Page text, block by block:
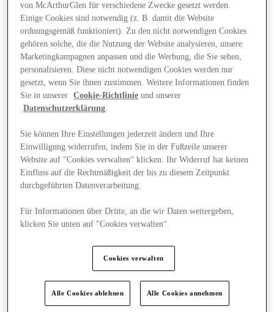
von McArthurGlen für verschiedene Zwecke gesetzt werden.
Einige Cookies sind notwendig (z. B. damit die Website
ordnungsgemäß funktioniert). Zu den nicht notwendigen Cookies
gehören solche, die die Nutzung der Website analysieren, unsere
Marketingkampagnen anpassen und die Werbung, die Sie sehen,
personalisieren. Diese nicht notwendigen Cookies werden nur
gesetzt, wenn Sie ihnen zustimmen. Weitere Informationen finden
Sie in unserer
Cookie-Richtlinie und unserer
Datenschutzerklärung.
Sie können Ihre Einstellungen jederzeit ändern und Ihre
Einwilligung widerrufen, indem Sie in der Fußzeile unserer
Website auf "Cookies verwalten“ klicken. Ihr Widerruf hat keinen
Einfluss auf die Rechtmäßigkeit der bis zu diesem Zeitpunkt
durchgeführten Datenverarbeitung.
Für Informationen über Dritte, an die wir Daten weitergeben,
klicken Sie unten auf "Cookies verwalten“.
Cookies verwalten
Alle Cookies ablehnen Alle Cookies annehmen